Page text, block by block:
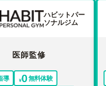
ハビットパー
ソナルジム
医師監修
導
無料体験